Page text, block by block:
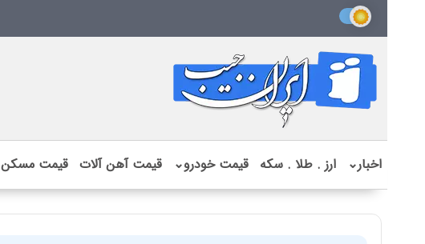
اخبار⌄ ارز . طلا . سکه قیمت خودرو⌄ قیمت آهن آلات قیمت مسکن